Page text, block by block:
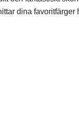
dina favoritfärger